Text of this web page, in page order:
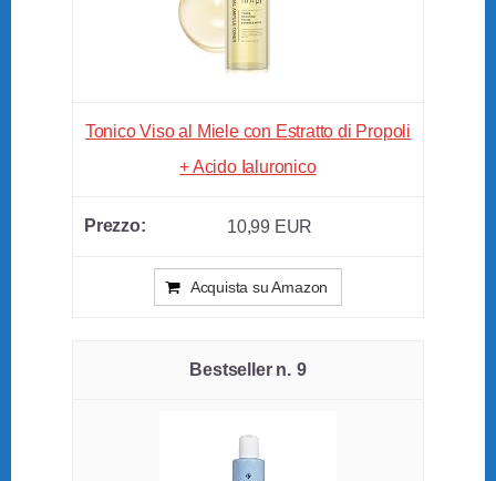
Tonico Viso al Miele con Estratto di Propoli
+ Acido Ialuronico
10,99 EUR
Acquista su Amazon
9